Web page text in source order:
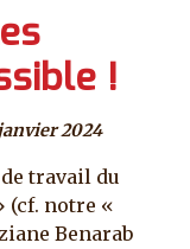
!
2024
travail du
(cf. notre «
Benarab